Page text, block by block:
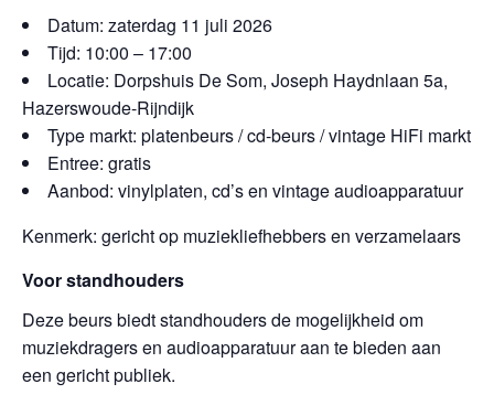
Datum: zaterdag 11 juli 2026
Tijd: 10:00 – 17:00
Locatie: Dorpshuis De Som, Joseph Haydnlaan 5a,
Hazerswoude-Rijndijk
Type markt: platenbeurs / cd-beurs / vintage HiFi markt
Entree: gratis
Aanbod: vinylplaten, cd’s en vintage audioapparatuur
Kenmerk: gericht op muziekliefhebbers en verzamelaars
Voor standhouders
Deze beurs biedt standhouders de mogelijkheid om
muziekdragers en audioapparatuur aan te bieden aan
een gericht publiek.